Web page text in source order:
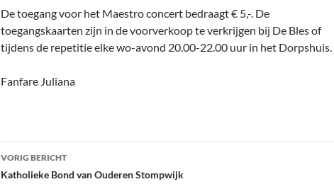
De toegang voor het Maestro concert bedraagt € 5,-. De
toegangskaarten zijn in de voorverkoop te verkrijgen bij De Bles of
tijdens de repetitie elke wo-avond 20.00-22.00 uur in het Dorpshuis.
Fanfare Juliana
Bericht
navigatie
VORIG BERICHT
Katholieke Bond van Ouderen Stompwijk